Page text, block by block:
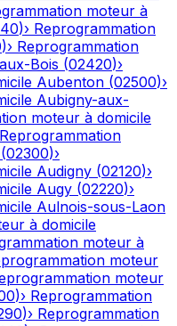
moteur à
)› Reprogrammation
)› Reprogrammation
Bois (02420)›
Aubenton (02500)›
Aubigny-aux-
moteur à domicile
Reprogrammation
(02300)›
Audigny (02120)›
Augy (02220)›
Aulnois-sous-Laon
à domicile
moteur à
moteur
moteur
)› Reprogrammation
)› Reprogrammation